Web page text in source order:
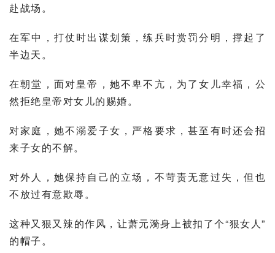
赴战场。
在军中，打仗时出谋划策，练兵时赏罚分明，撑起了
半边天。
在朝堂，面对皇帝，她不卑不亢，为了女儿幸福，公
然拒绝皇帝对女儿的赐婚。
对家庭，她不溺爱子女，严格要求，甚至有时还会招
来子女的不解。
对外人，她保持自己的立场，不苛责无意过失，但也
不放过有意欺辱。
这种又狠又辣的作风，让萧元漪身上被扣了个“狠女人”
的帽子。